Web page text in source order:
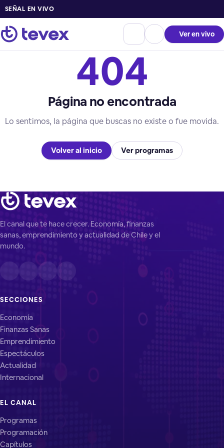
SEÑAL EN VIVO
Ver en vivo
404
Página no encontrada
Lo sentimos, la página que buscas no existe o fue movida.
Volver al inicio Ver programas
El canal que te hace crecer. Economía, finanzas
sanas, emprendimiento y actualidad de Chile y el
mundo.
SECCIONES
Economía
Finanzas Sanas
Emprendimiento
Espectáculos
Actualidad
Internacional
EL CANAL
Programas
Programación
Capítulos